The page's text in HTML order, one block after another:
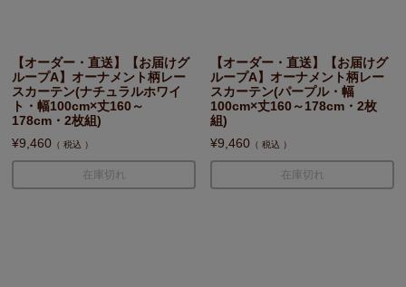
【オーダー・直送】【お届けグ
ループA】オーナメント柄レー
スカーテン(ナチュラルホワイ
ト・幅100cm×丈160～
178cm・2枚組)
¥9,460 税込
在庫切れ
【オーダー・直送】【お届けグ
ループA】オーナメント柄レー
スカーテン(パープル・幅
100cm×丈160～178cm・2枚
組)
¥9,460 税込
在庫切れ